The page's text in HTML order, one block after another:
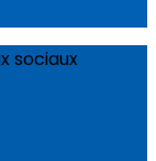
sociaux